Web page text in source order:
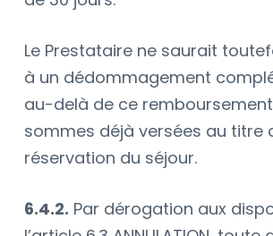
Le Prestataire ne saurait
à un dédommagement
au-delà de ce
sommes déjà versées au titre
réservation du séjour.
6.4.2. Par dérogation aux